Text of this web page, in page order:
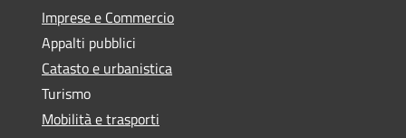
Imprese e Commercio
Appalti pubblici
Catasto e urbanistica
Turismo
Mobilità e trasporti